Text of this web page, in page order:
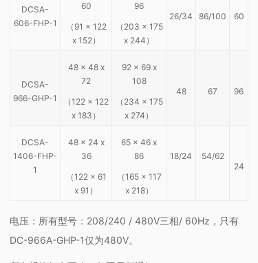
DCSA-
606-FHP-1
60
（91 x 122
x 152）
96
（203 x 175
x 244）
26/34 86/100 60
DCSA-
966-GHP-1
48 x 48 x
72
（122 x 122
x 183）
92 x 69 x
108
（234 x 175
x 274）
48 67 96
DCSA-
1406-FHP-
1
48 x 24 x
36
（122 x 61
x 91）
65 x 46 x
86
（165 x 117
x 218）
18/24
54/62
24
电压：所有型号：208/240 / 480V三相/ 60Hz，只有
DC-966A-GHP-1仅为480V。